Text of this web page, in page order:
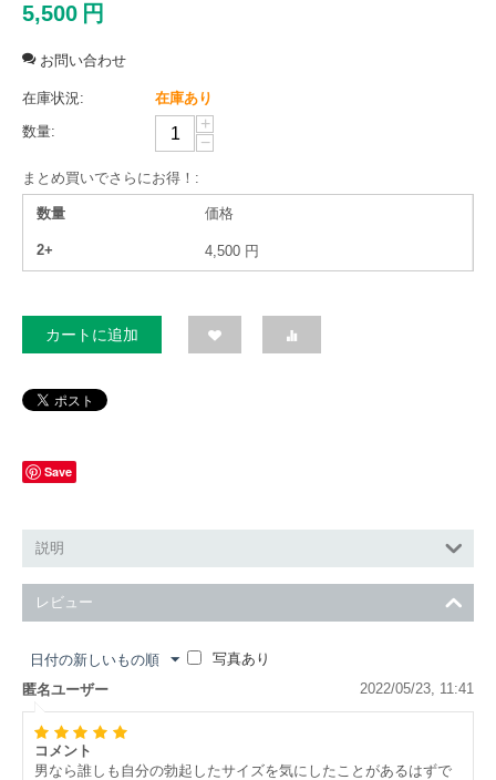
5,500 円
お問い合わせ
在庫状況:
在庫あり
数量:
+
−
まとめ買いでさらにお得！:
数量 価格
2+ 4,500 円
カートに追加
Save
説明
レビュー
日付の新しいもの順
写真あり
匿名ユーザー
2022/05/23, 11:41
コメント
男なら誰しも自分の勃起したサイズを気にしたことがあるはずで